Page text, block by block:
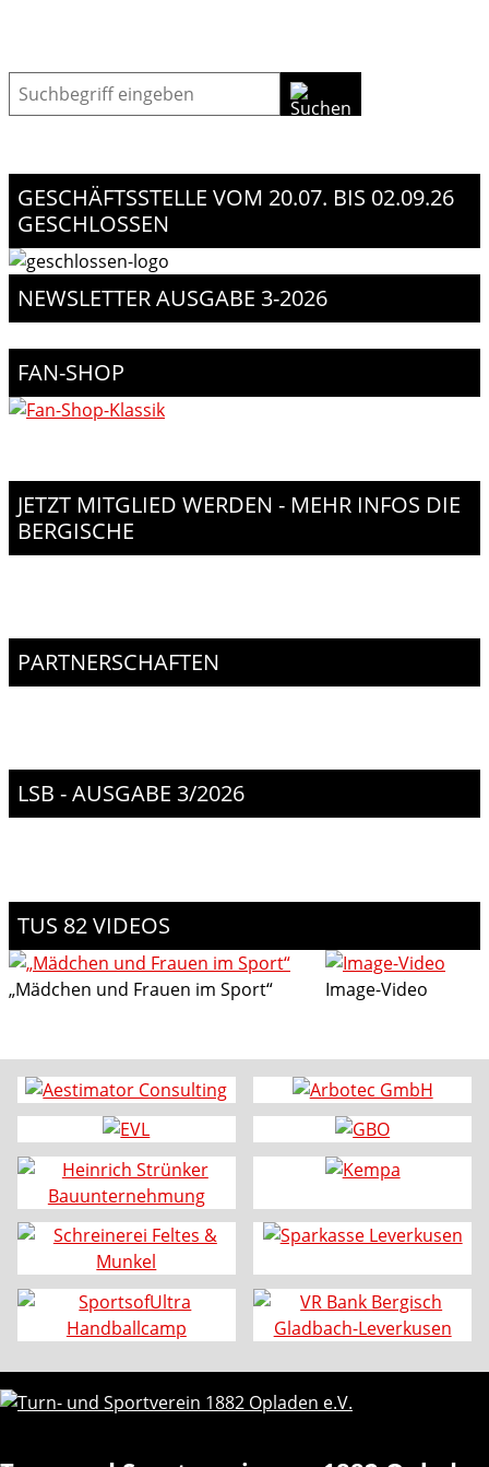
Suche
GESCHÄFTSSTELLE VOM 20.07. BIS 02.09.26
GESCHLOSSEN
NEWSLETTER AUSGABE 3-2026
FAN-SHOP
JETZT MITGLIED WERDEN - MEHR INFOS DIE
BERGISCHE
PARTNERSCHAFTEN
LSB - AUSGABE 3/2026
TUS 82 VIDEOS
„Mädchen und Frauen im Sport“ Image-Video